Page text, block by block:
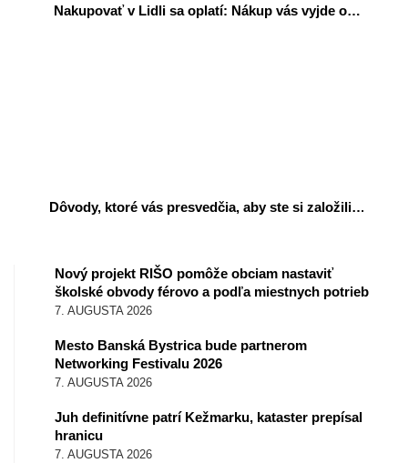
Nakupovať v Lidli sa oplatí: Nákup vás vyjde o…
Dôvody, ktoré vás presvedčia, aby ste si založili…
Nový projekt RIŠO pomôže obciam nastaviť
školské obvody férovo a podľa miestnych potrieb
7. AUGUSTA 2026
Mesto Banská Bystrica bude partnerom
Networking Festivalu 2026
7. AUGUSTA 2026
Juh definitívne patrí Kežmarku, kataster prepísal
hranicu
7. AUGUSTA 2026